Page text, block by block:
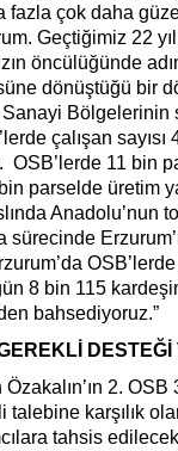
fazla çok daha
Geçtiğimiz 22
öncülüğünde
dönüştüğü bir
Bölgelerinin
çalışan sayısı
OSB’lerde 11 bin
parselde üretim
Anadolu’nun
sürecinde
OSB’lerde
8 bin 115
bahsediyoruz.”
DESTEĞİ
2. OSB
karşılık
tahsis